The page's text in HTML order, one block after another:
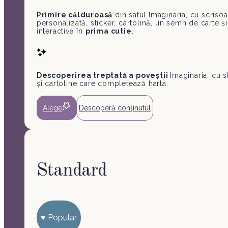
Primire călduroasă din satul Imaginaria, cu
personalizată, sticker, cartolină, un semn de carte
interactivă în prima cutie.
Descoperirea treptată a poveștii
Imaginaria, cu
și cartoline care completează harta.
Alege Descoperă conținutul
Standard
♥︎ Popular